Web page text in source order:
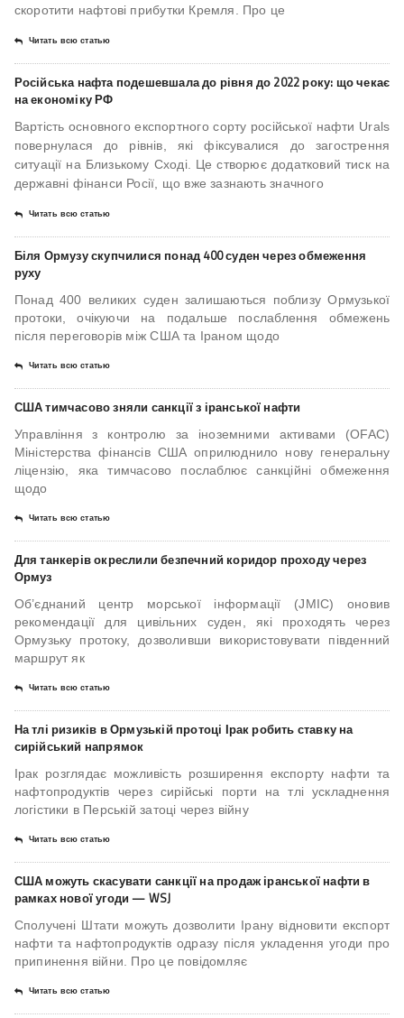
скоротити нафтові прибутки Кремля. Про це
Читать всю статью
Російська нафта подешевшала до рівня до 2022 року: що чекає
на економіку РФ
Вартість основного експортного сорту російської нафти Urals
повернулася до рівнів, які фіксувалися до загострення
ситуації на Близькому Сході. Це створює додатковий тиск на
державні фінанси Росії, що вже зазнають значного
Читать всю статью
Біля Ормузу скупчилися понад 400 суден через обмеження
руху
Понад 400 великих суден залишаються поблизу Ормузької
протоки, очікуючи на подальше послаблення обмежень
після переговорів між США та Іраном щодо
Читать всю статью
США тимчасово зняли санкції з іранської нафти
Управління з контролю за іноземними активами (OFAC)
Міністерства фінансів США оприлюднило нову генеральну
ліцензію, яка тимчасово послаблює санкційні обмеження
щодо
Читать всю статью
Для танкерів окреслили безпечний коридор проходу через
Ормуз
Об’єднаний центр морської інформації (JMIC) оновив
рекомендації для цивільних суден, які проходять через
Ормузьку протоку, дозволивши використовувати південний
маршрут як
Читать всю статью
На тлі ризиків в Ормузькій протоці Ірак робить ставку на
сирійський напрямок
Ірак розглядає можливість розширення експорту нафти та
нафтопродуктів через сирійські порти на тлі ускладнення
логістики в Перській затоці через війну
Читать всю статью
США можуть скасувати санкції на продаж іранської нафти в
рамках нової угоди — WSJ
Сполучені Штати можуть дозволити Ірану відновити експорт
нафти та нафтопродуктів одразу після укладення угоди про
припинення війни. Про це повідомляє
Читать всю статью